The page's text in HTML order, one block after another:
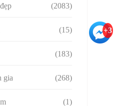
(2083)
(15)
(183)
gia (268)
(1)
+3